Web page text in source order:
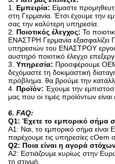
1. Εμπειρία: Είμαστε
στη Γερμανία. Έτσι έχουμε την
σας την καλύτερη υπηρεσία.
2. Ποιοτικός έλεγχος: Το
ΕΝΑΣΤΡΗ Γερμανία
υπηρεσιών του ΕΝΑΣΤΡΟΥ
αυστηρό ποιοτικό έλεγχο
3. Υπηρεσία: Προσφέρουμε
δεχόμαστε τη δοκιμαστική
πρόβλημα. θα βρούμε την
4. Προϊόν: Έχουμε την
μας που οι τιμές προϊόντων είναι
6. FAQ:
Q1: Έχετε το εμπορικό σήμα
Α1: Ναι, το εμπορικό σήμα
παρέχουμε τις υπηρεσίες cOem
Q2: Ποια είναι η αγορά
A2: Εστιάζουμε κυρίως στην
τη στιγμή.